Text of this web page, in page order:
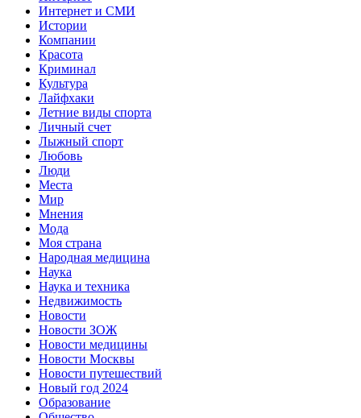
Интернет и СМИ
Истории
Компании
Красота
Криминал
Культура
Лайфхаки
Летние виды спорта
Личный счет
Лыжный спорт
Любовь
Люди
Места
Мир
Мнения
Мода
Моя страна
Народная медицина
Наука
Наука и техника
Недвижимость
Новости
Новости ЗОЖ
Новости медицины
Новости Москвы
Новости путешествий
Новый год 2024
Образование